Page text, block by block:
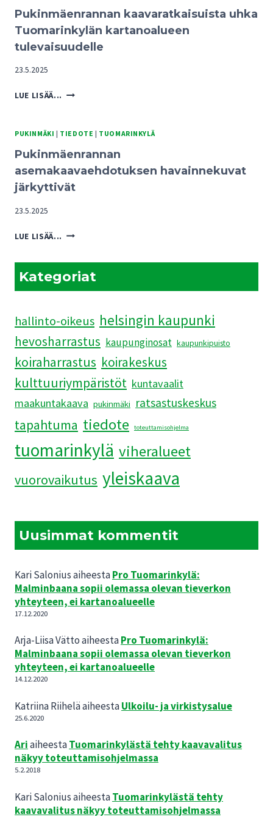
Pukinmäenrannan kaavaratkaisuista uhka
Tuomarinkylän kartanoalueen
tulevaisuudelle
23.5.2025
LUE LISÄÄ... PUKINMÄENRANNAN
TUOMARINKYLÄN
TULEVAISUUDELLE
PUKINMÄKI | TIEDOTE | TUOMARINKYLÄ
Pukinmäenrannan
asemakaavaehdotuksen havainnekuvat
järkyttivät
23.5.2025
LUE LISÄÄ... PUKINMÄENRANNAN
JÄRKYTTIVÄT
Kategoriat
hallinto-oikeus helsingin kaupunki
hevosharrastus kaupunginosat kaupunkipuisto
koiraharrastus koirakeskus
kulttuuriympäristöt kuntavaalit
maakuntakaava pukinmäki ratsastuskeskus
tapahtuma tiedote toteuttamisohjelma
tuomarinkylä viheralueet
vuorovaikutus yleiskaava
Uusimmat kommentit
Kari SaloniusaiheestaPro Tuomarinkylä:
Malminbaana sopii olemassa olevan tieverkon
yhteyteen, ei kartanoalueelle
17.12.2020
Arja-Liisa VättoaiheestaPro Tuomarinkylä:
Malminbaana sopii olemassa olevan tieverkon
yhteyteen, ei kartanoalueelle
14.12.2020
Katriina RiiheläaiheestaUlkoilu- ja virkistysalue
25.6.2020
AriaiheestaTuomarinkylästä tehty kaavavalitus
näkyy toteuttamisohjelmassa
5.2.2018
Kari SaloniusaiheestaTuomarinkylästä tehty
kaavavalitus näkyy toteuttamisohjelmassa